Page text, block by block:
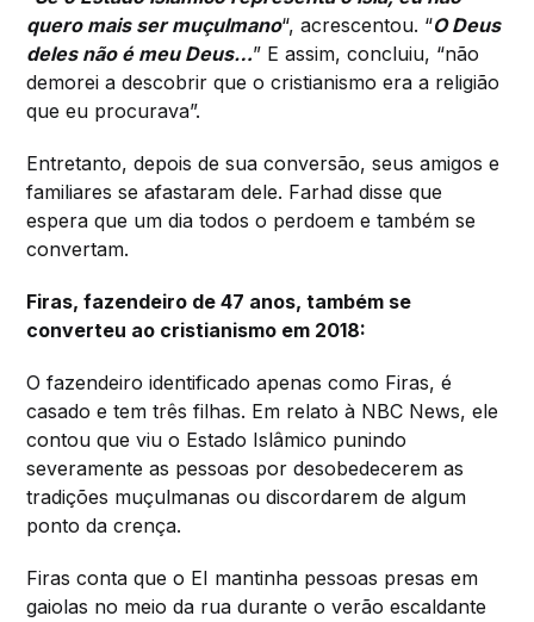
quero mais ser muçulmano“, acrescentou. “O Deus
deles não é meu Deus…” E assim, concluiu, “não
demorei a descobrir que o cristianismo era a religião
que eu procurava”.
Entretanto, depois de sua conversão, seus amigos e
familiares se afastaram dele. Farhad disse que
espera que um dia todos o perdoem e também se
convertam.
Firas, fazendeiro de 47 anos, também se
converteu ao cristianismo em 2018:
O fazendeiro identificado apenas como Firas, é
casado e tem três filhas. Em relato à NBC News, ele
contou que viu o Estado Islâmico punindo
severamente as pessoas por desobedecerem as
tradições muçulmanas ou discordarem de algum
ponto da crença.
Firas conta que o EI mantinha pessoas presas em
gaiolas no meio da rua durante o verão escaldante